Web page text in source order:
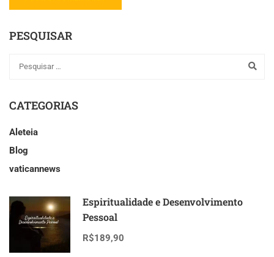
PESQUISAR
CATEGORIAS
Aleteia
Blog
vaticannews
Espiritualidade e Desenvolvimento
Pessoal
R$189,90